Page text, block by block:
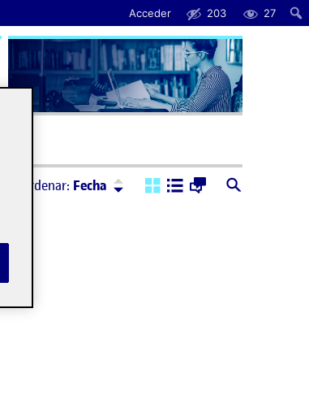
Acceder 203 27
Ordenar: Fecha Ordenar:Descendente